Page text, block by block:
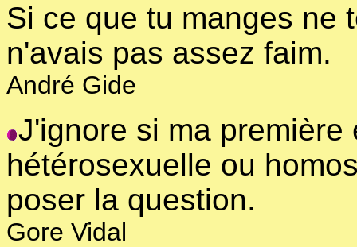
Si ce que tu manges ne
n'avais pas assez faim.
André Gide
J'ignore si ma première
hétérosexuelle ou
poser la question.
Gore Vidal